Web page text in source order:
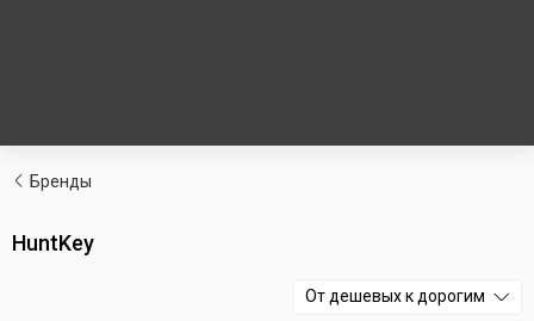
Бренды
HuntKey
От дешевых к дорогим